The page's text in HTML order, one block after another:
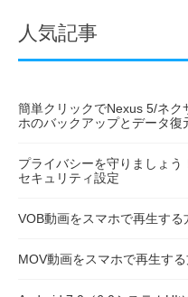
人気記事
簡単クリックでNexus 5/ネク
ホのバックアップとデータ復
プライバシーを守りましょう
セキュリティ設定
VOB動画をスマホで再生する
MOV動画をスマホで再生す